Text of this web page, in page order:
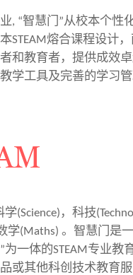
, “智慧门”从校本个性
STEAM熔合课程设计
和教育者，提供成效
学工具及完善的学习
(Science)，科技
学(Maths) 。智慧门是
一体的STEAM专业教
或其他科创技术教育